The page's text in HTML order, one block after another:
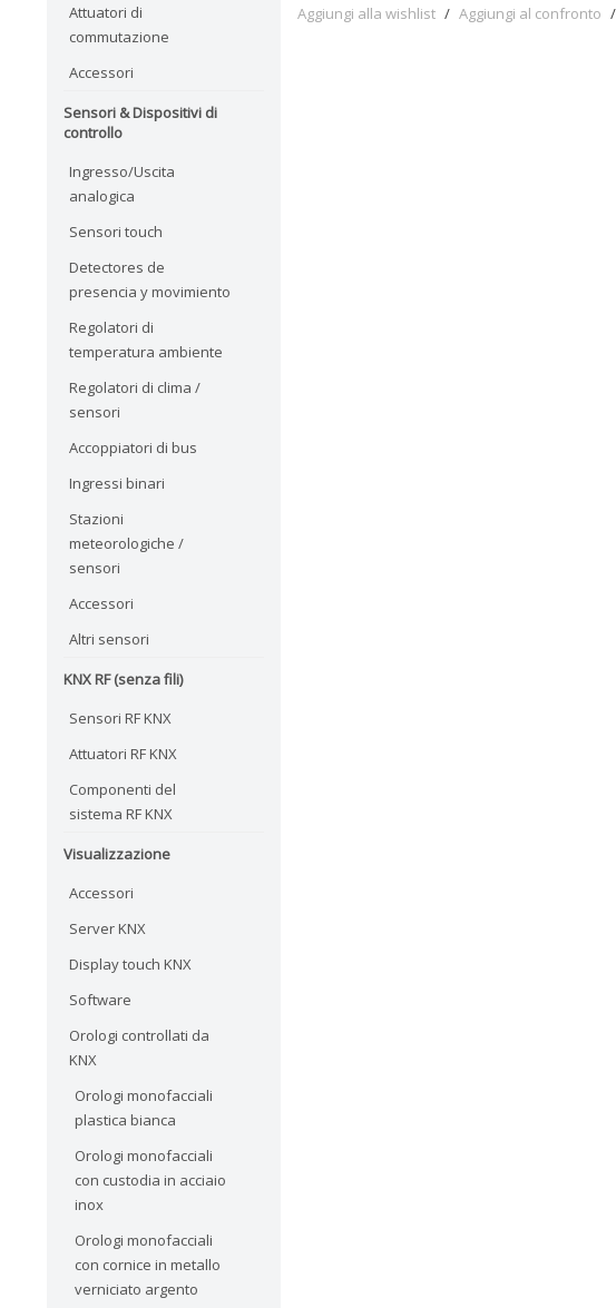
Attuatori di
commutazione
Accessori
Sensori & Dispositivi di
controllo
Ingresso/Uscita
analogica
Sensori touch
Detectores de
presencia y movimiento
Regolatori di
temperatura ambiente
Regolatori di clima /
sensori
Accoppiatori di bus
Ingressi binari
Stazioni
meteorologiche /
sensori
Accessori
Altri sensori
KNX RF (senza fili)
Sensori RF KNX
Attuatori RF KNX
Componenti del
sistema RF KNX
Visualizzazione
Accessori
Server KNX
Display touch KNX
Software
Orologi controllati da
KNX
Orologi monofacciali
plastica bianca
Orologi monofacciali
con custodia in acciaio
inox
Orologi monofacciali
con cornice in metallo
verniciato argento
Aggiungi alla wishlist / Aggiungi al confronto /